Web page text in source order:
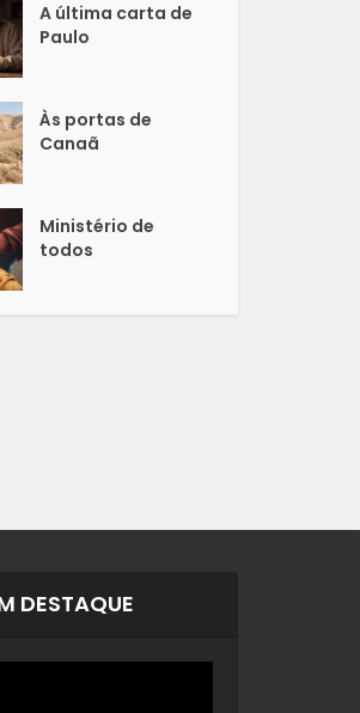
A última carta de
Paulo
Às portas de
Canaã
Ministério de
todos
DESTAQUE